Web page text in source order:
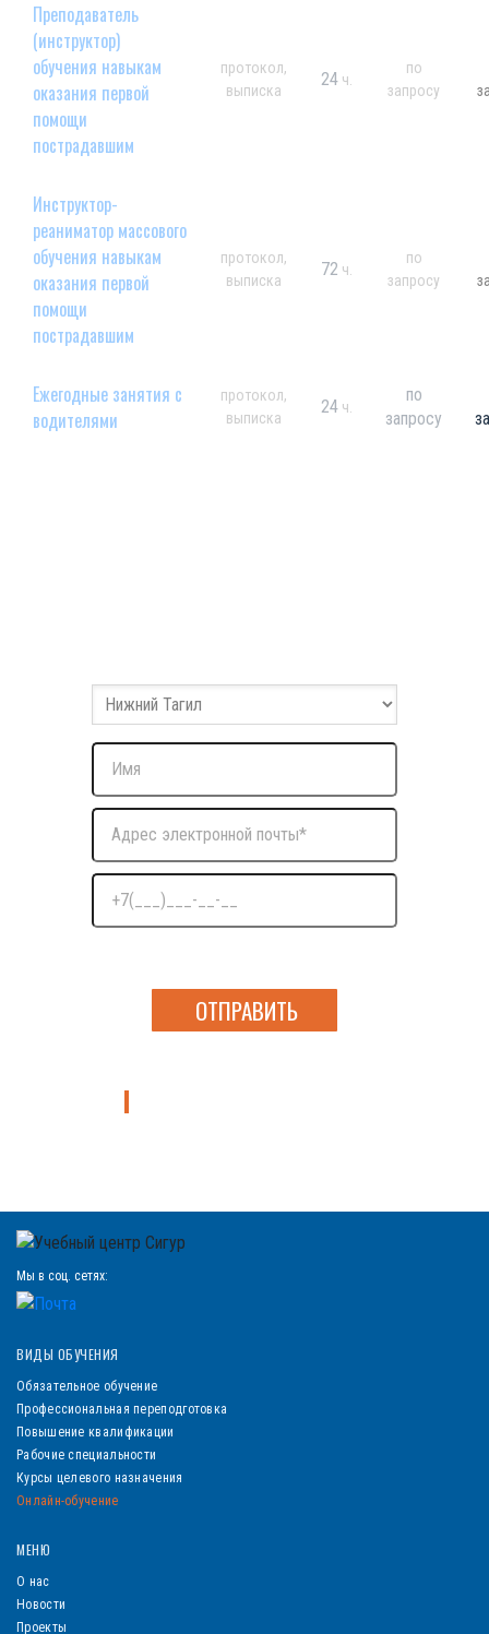
Преподаватель
(инструктор)
обучения навыкам
оказания первой
помощи
пострадавшим
протокол,
выписка
24ч.
по
запросу
Инструктор-
реаниматор массового
обучения навыкам
оказания первой
помощи
пострадавшим
протокол,
выписка
72 ч.
по
запросу
Ежегодные занятия с
водителями
протокол,
выписка
24ч.
по
запросу
Мы в соц. сетях:
ВИДЫ ОБУЧЕНИЯ
Обязательное обучение
Профессиональная переподготовка
Повышение квалификации
Рабочие специальности
Курсы целевого назначения
Онлайн-обучение
МЕНЮ
О нас
Новости
Проекты